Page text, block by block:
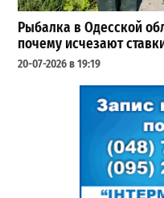
Рыбалка в Одесской
почему исчезают
20-07-2026 в 19:19